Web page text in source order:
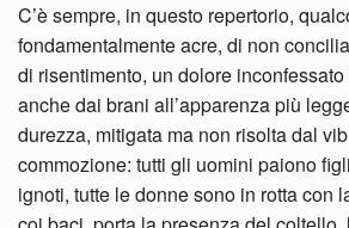
C’è sempre, in questo repertorio,
fondamentalmente acre, di non
di risentimento, un dolore
anche dai brani all’apparenza più
durezza, mitigata ma non risolta dal
commozione: tutti gli uomini paiono
ignoti, tutte le donne sono in rotta con